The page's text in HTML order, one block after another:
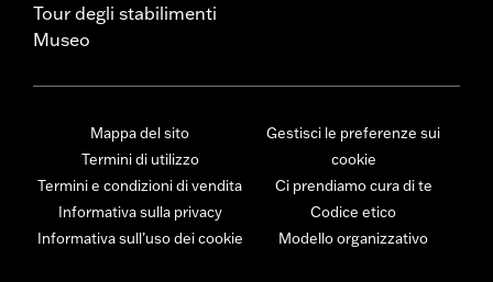
Tour degli stabilimenti
Museo
Mappa del sito
Termini di utilizzo
Termini e condizioni di vendita
Informativa sulla privacy
Informativa sull’uso dei cookie
Gestisci le preferenze sui
cookie
Ci prendiamo cura di te
Codice etico
Modello organizzativo